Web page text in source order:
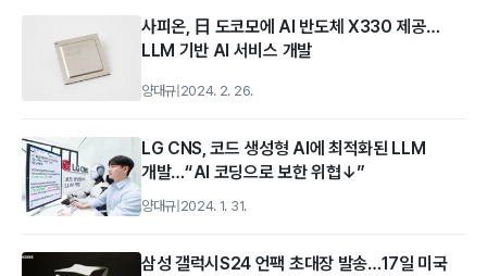
사피온, 日 도코모에 AI 반도체 X330 제공…
LLM 기반 AI 서비스 개발
양대규 2024. 2. 26.
LG CNS, 코드 생성형 AI에 최적화된 LLM
개발…“AI 코딩으로 보한 위협↓”
양대규 2024. 1. 31.
삼성 갤럭시S24 언팩 초대장 발송…17일 미국